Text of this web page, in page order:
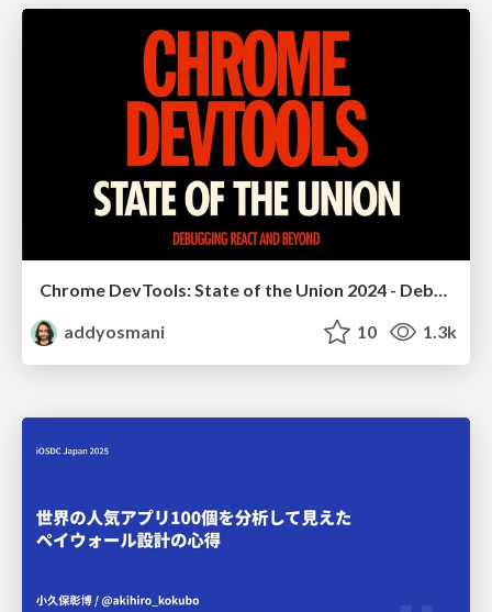
Chrome DevTools: State of the Union 2024 - Debugging React & Beyond
addyosmani
10 1.3k